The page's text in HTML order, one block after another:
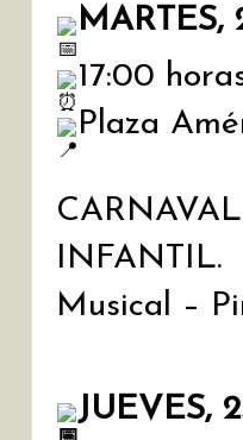
MARTES,
17:00
Plaza
INFANTIL.
Musical –
JUEVES,